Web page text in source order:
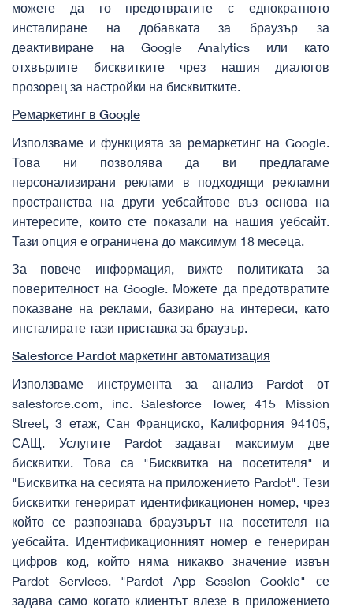
можете да го предотвратите с еднократното
инсталиране на добавката за браузър за
деактивиране на Google Analytics или като
отхвърлите бисквитките чрез нашия диалогов
прозорец за настройки на бисквитките.
Ремаркетинг в Google
Използваме и функцията за ремаркетинг на Google.
Това ни позволява да ви предлагаме
персонализирани реклами в подходящи рекламни
пространства на други уебсайтове въз основа на
интересите, които сте показали на нашия уебсайт.
Тази опция е ограничена до максимум 18 месеца.
За повече информация, вижте политиката за
поверителност на Google. Можете да предотвратите
показване на реклами, базирано на интереси, като
инсталирате тази приставка за браузър.
Salesforce Pardot маркетинг автоматизация
Използваме инструмента за анализ Pardot от
salesforce.com, inc. Salesforce Tower, 415 Mission
Street, 3 етаж, Сан Франциско, Калифорния 94105,
САЩ. Услугите Pardot задават максимум две
бисквитки. Това са "Бисквитка на посетителя" и
"Бисквитка на сесията на приложението Pardot". Тези
бисквитки генерират идентификационен номер, чрез
който се разпознава браузърът на посетителя на
уебсайта. Идентификационният номер е генериран
цифров код, който няма никакво значение извън
Pardot Services. "Pardot App Session Cookie" се
задава само когато клиентът влезе в приложението